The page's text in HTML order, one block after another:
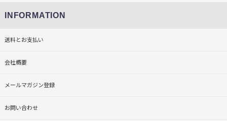
INFORMATION
送料とお支払い
会社概要
メールマガジン登録
お問い合わせ